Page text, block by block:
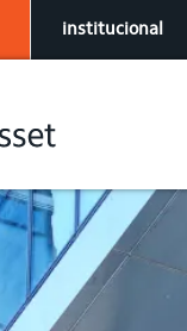
institucional